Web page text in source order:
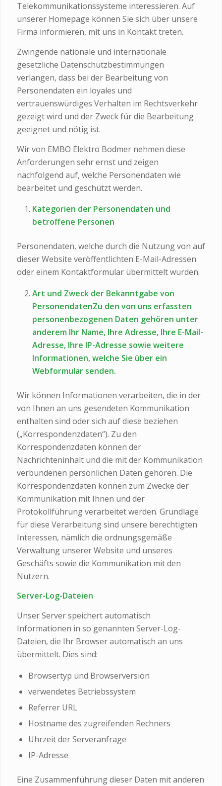
Telekommunikationssysteme interessieren. Auf
unserer Homepage können Sie sich über unsere
Firma informieren, mit uns in Kontakt treten.
Zwingende nationale und internationale
gesetzliche Datenschutzbestimmungen
verlangen, dass bei der Bearbeitung von
Personendaten ein loyales und
vertrauenswürdiges Verhalten im Rechtsverkehr
gezeigt wird und der Zweck für die Bearbeitung
geeignet und nötig ist.
Wir von EMBO Elektro Bodmer nehmen diese
Anforderungen sehr ernst und zeigen
nachfolgend auf, welche Personendaten wie
bearbeitet und geschützt werden.
Kategorien der Personendaten und
betroffene Personen
Personendaten, welche durch die Nutzung von auf
dieser Website veröffentlichten E-Mail-Adressen
oder einem Kontaktformular übermittelt wurden.
Art und Zweck der Bekanntgabe von
PersonendatenZu den von uns erfassten
personenbezogenen Daten gehören unter
anderem Ihr Name, Ihre Adresse, Ihre E-Mail-
Adresse, Ihre IP-Adresse sowie weitere
Informationen, welche Sie über ein
Webformular senden.
Wir können Informationen verarbeiten, die in der
von Ihnen an uns gesendeten Kommunikation
enthalten sind oder sich auf diese beziehen
(„Korrespondenzdaten“). Zu den
Korrespondenzdaten können der
Nachrichteninhalt und die mit der Kommunikation
verbundenen persönlichen Daten gehören. Die
Korrespondenzdaten können zum Zwecke der
Kommunikation mit Ihnen und der
Protokollführung verarbeitet werden. Grundlage
für diese Verarbeitung sind unsere berechtigten
Interessen, nämlich die ordnungsgemäße
Verwaltung unserer Website und unseres
Geschäfts sowie die Kommunikation mit den
Nutzern.
Server-Log-Dateien
Unser Server speichert automatisch
Informationen in so genannten Server-Log-
Dateien, die Ihr Browser automatisch an uns
übermittelt. Dies sind:
Browsertyp und Browserversion
verwendetes Betriebssystem
Referrer URL
Hostname des zugreifenden Rechners
Uhrzeit der Serveranfrage
IP-Adresse
Eine Zusammenführung dieser Daten mit anderen